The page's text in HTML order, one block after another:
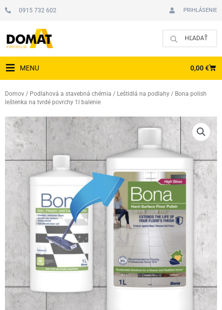
0915 732 602 PRIHLÁSENIE
MENU 0,00€
Domov / Podlahová a stavebná chémia / Leštidlá na podlahy / Bona polish
leštenka na tvrdé povrchy 1l balenie